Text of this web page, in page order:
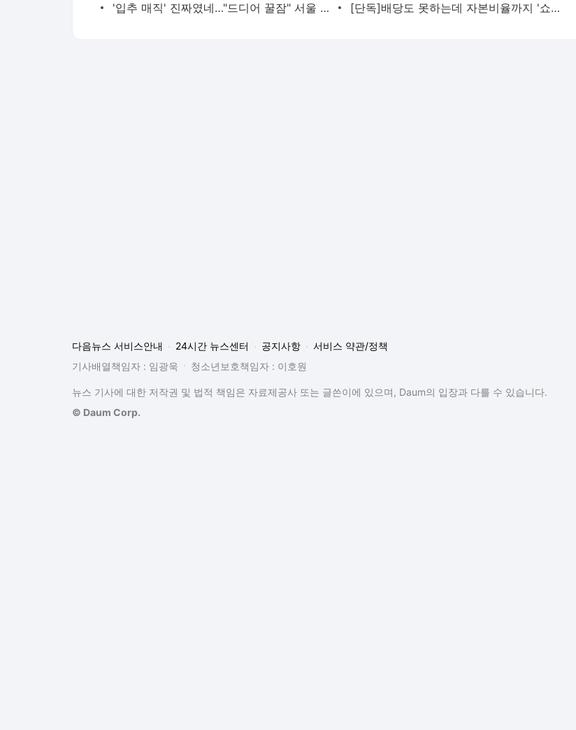
'입추 매직' 진짜였네…"드디어 꿀잠" 서울 열대야 17일 만에 멈췄다 - 머니투데이
[단독]배당도 못하는데 자본비율까지 '쇼크'..보험 해약준비금 바꾼다 - 머니투데이
다음뉴스 서비스안내 24시간 뉴스센터 공지사항
서비스 약관/정책
기사배열책임자 : 임광욱
청소년보호책임자 : 이호원
뉴스 기사에 대한 저작권 및 법적 책임은 자료제공사 또는 글쓴이에 있으며, Daum의 입장과 다를 수 있습니다.
© Daum Corp.